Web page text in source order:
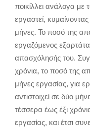
ποικίλλει ανάλογα με
εργαστεί,
μήνες. Το ποσό της
εργαζόμενος
απασχόλησής του.
χρόνια, το ποσό της
μήνες εργασίας, για
αντιστοιχεί σε δύο
τέσσερα έως έξι
εργασίας, και έτσι